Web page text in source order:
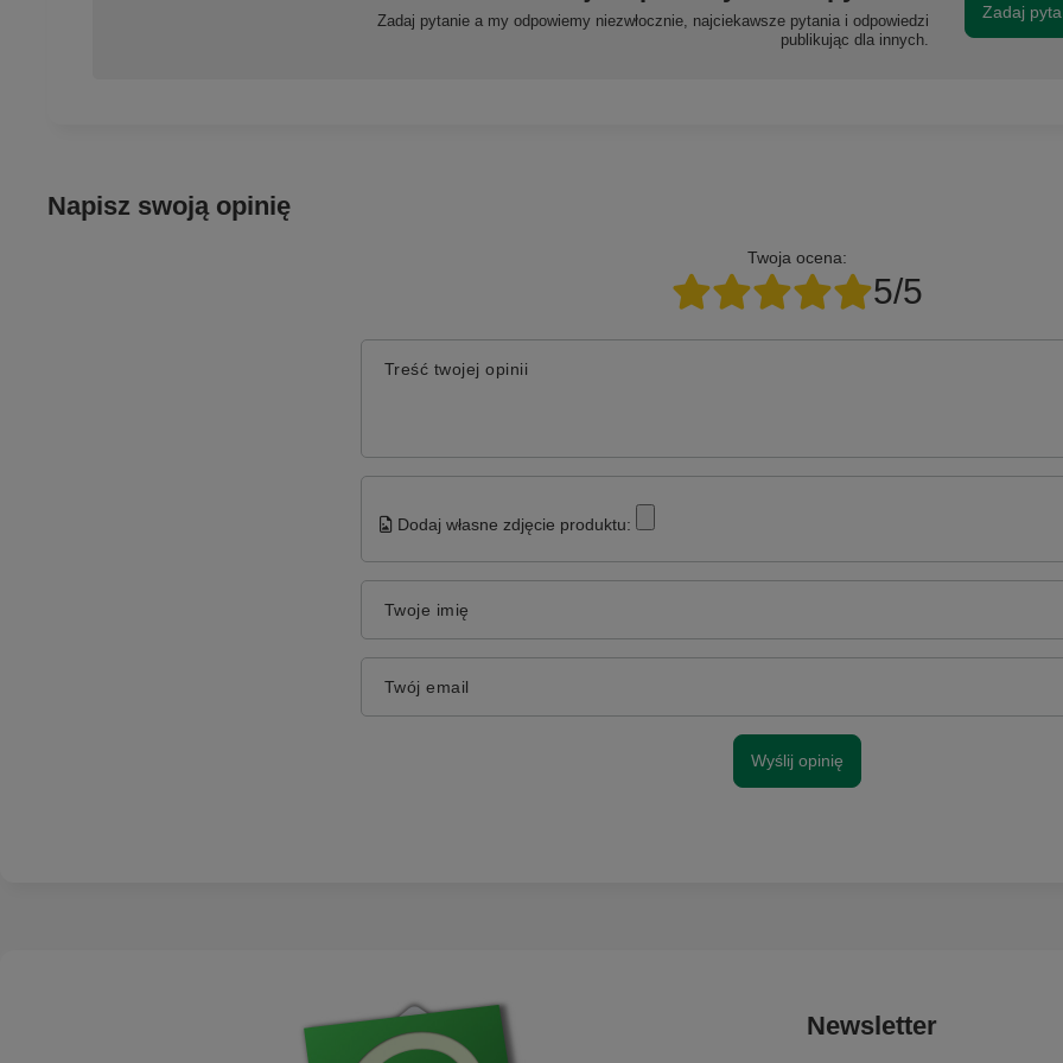
Zadaj pytanie a my odpowiemy niezwłocznie, najciekawsze pytania i odpowiedzi
publikując dla innych.
Zadaj
Napisz swoją opinię
Twoja ocena:
5/5
Treść twojej opinii
Dodaj własne zdjęcie produktu:
Twoje imię
Twój email
Wyślij opinię
Newsletter